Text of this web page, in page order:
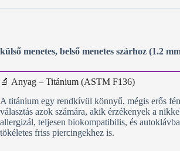
külső menetes, belső menetes szárhoz (1.2
🔬 Anyag – Titánium (ASTM F136)
A titánium egy rendkívül könnyű, mégis erős
választás azok számára, akik érzékenyek a
allergizál, teljesen biokompatibilis, és
tökéletes friss piercingekhez is.